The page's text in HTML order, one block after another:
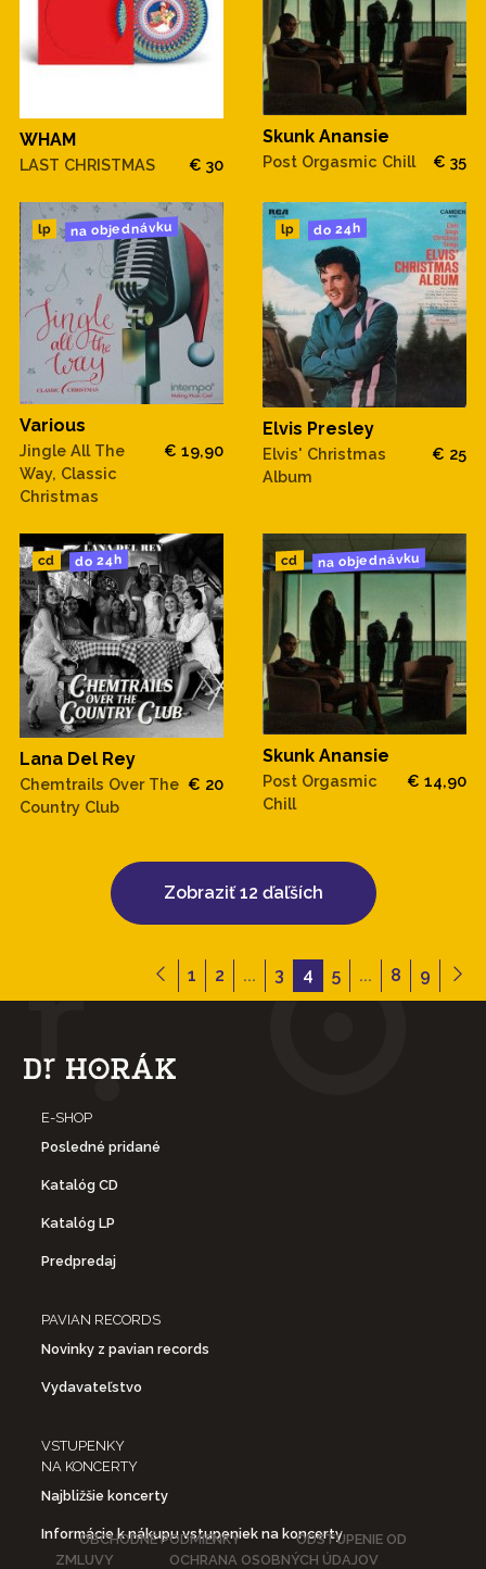
WHAM
LAST CHRISTMAS € 30
Skunk Anansie
Post Orgasmic Chill € 35
lp na objednávku
Various
Jingle All The
Way, Classic
Christmas
€ 19,90
lp do 24h
Elvis Presley
Elvis' Christmas
Album
€ 25
cd do 24h
Lana Del Rey
Chemtrails Over The
Country Club
€ 20
cd na objednávku
Skunk Anansie
Post Orgasmic
Chill
€ 14,90
Zobraziť 12 ďaľších
1 2 ... 3 4 5 ... 8 9
E-SHOP
Posledné pridané
Katalóg CD
Katalóg LP
Predpredaj
PAVIAN RECORDS
Novinky z pavian records
Vydavateľstvo
VSTUPENKY
NA KONCERTY
Najbližšie koncerty
Informácie k nákupu vstupeniek na koncerty
OBCHODNÉ PODMIENKY
ODSTÚPENIE OD
ZMLUVY
OCHRANA OSOBNÝCH ÚDAJOV